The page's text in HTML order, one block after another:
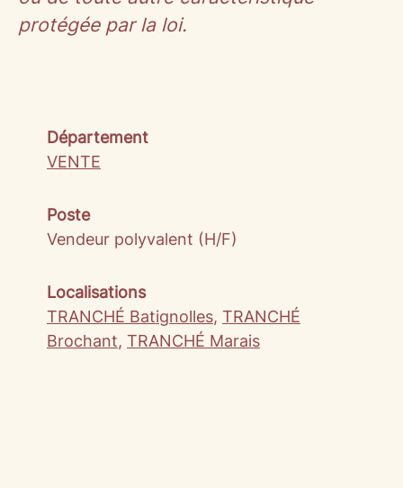
protégée par la loi.
Département
VENTE
Poste
Vendeur polyvalent (H/F)
Localisations
TRANCHÉ Batignolles, TRANCHÉ
Brochant, TRANCHÉ Marais